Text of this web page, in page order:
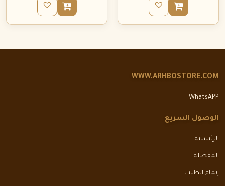
WWW.ARHBOSTORE.COM
WhatsAPP
الوصول السريع
الرئيسية
المفضلة
إتمام الطلب